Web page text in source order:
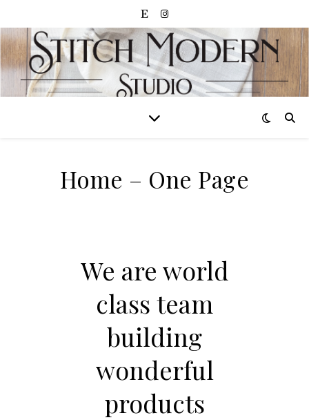
Home – One Page
We are world
class team
building
wonderful
products